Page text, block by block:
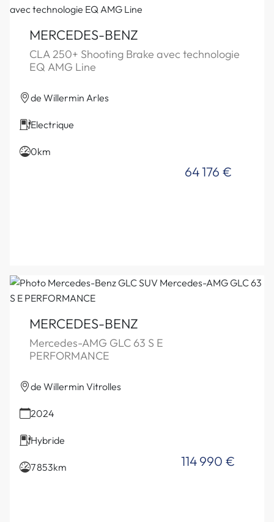
MERCEDES-BENZ
CLA 250+ Shooting Brake avec technologie
EQ AMG Line
de Willermin Arles
Electrique
0km
64 176 €
MERCEDES-BENZ
Mercedes-AMG GLC 63 S E
PERFORMANCE
de Willermin Vitrolles
2024
Hybride
7 853km 114 990 €